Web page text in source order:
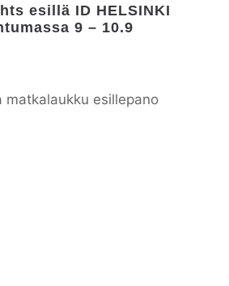
esillä ID HELSINKI
9 – 10.9